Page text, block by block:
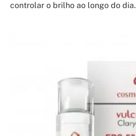
controlar o brilho ao longo do dia.